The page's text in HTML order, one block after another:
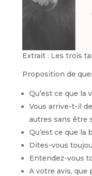
Extrait : Les trois
Proposition de
Qu’est ce que la
Vous arrive-t-il
autres sans être
Qu’est ce que la
Dites-vous
Entendez-vous
A votre avis, que